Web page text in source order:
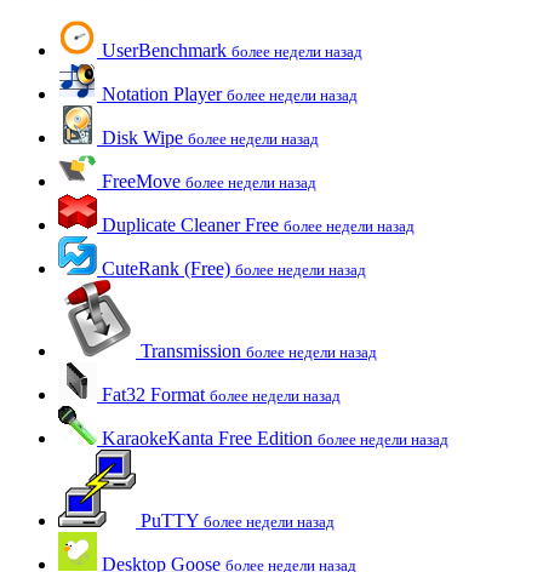
UserBenchmark более недели назад
Notation Player более недели назад
Disk Wipe более недели назад
FreeMove более недели назад
Duplicate Cleaner Free более недели назад
CuteRank (Free) более недели назад
Transmission более недели назад
Fat32 Format более недели назад
KaraokeKanta Free Edition более недели назад
PuTTY более недели назад
Desktop Goose более недели назад